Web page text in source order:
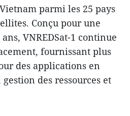
parmi les 25 pays
Conçu pour une
VNREDSat-1 continue
fournissant plus
des applications en
des ressources et